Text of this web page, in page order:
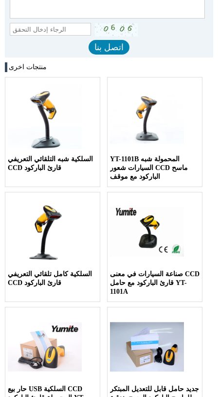
منتجات اخرى
السلكية شبه التلقائي التعريفي
CCD قارئ الباركود
YT-1101B المحمولة شبه
السيارات شعور CCD ماسح
الباركود مع موقف
السلكية كامل تلقائي التعريفي
CCD قارئ الباركود
صناعة السيارات في معنى CCD
قارئ الباركود مع حامل YT-
1101A
حار بيع USB السلكية CCD
جديد حامل قابل للتعديل المبتكر